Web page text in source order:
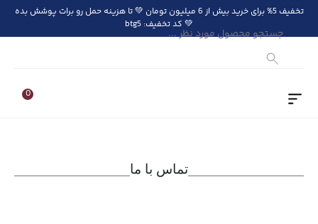
تخفیف 5% برای خرید بیش از 6 میلیون تومان 💚 تا هزینه حمل رو برات پوشش بده
💚 کد تخفیف: btg5
Products
0
تماس با ما